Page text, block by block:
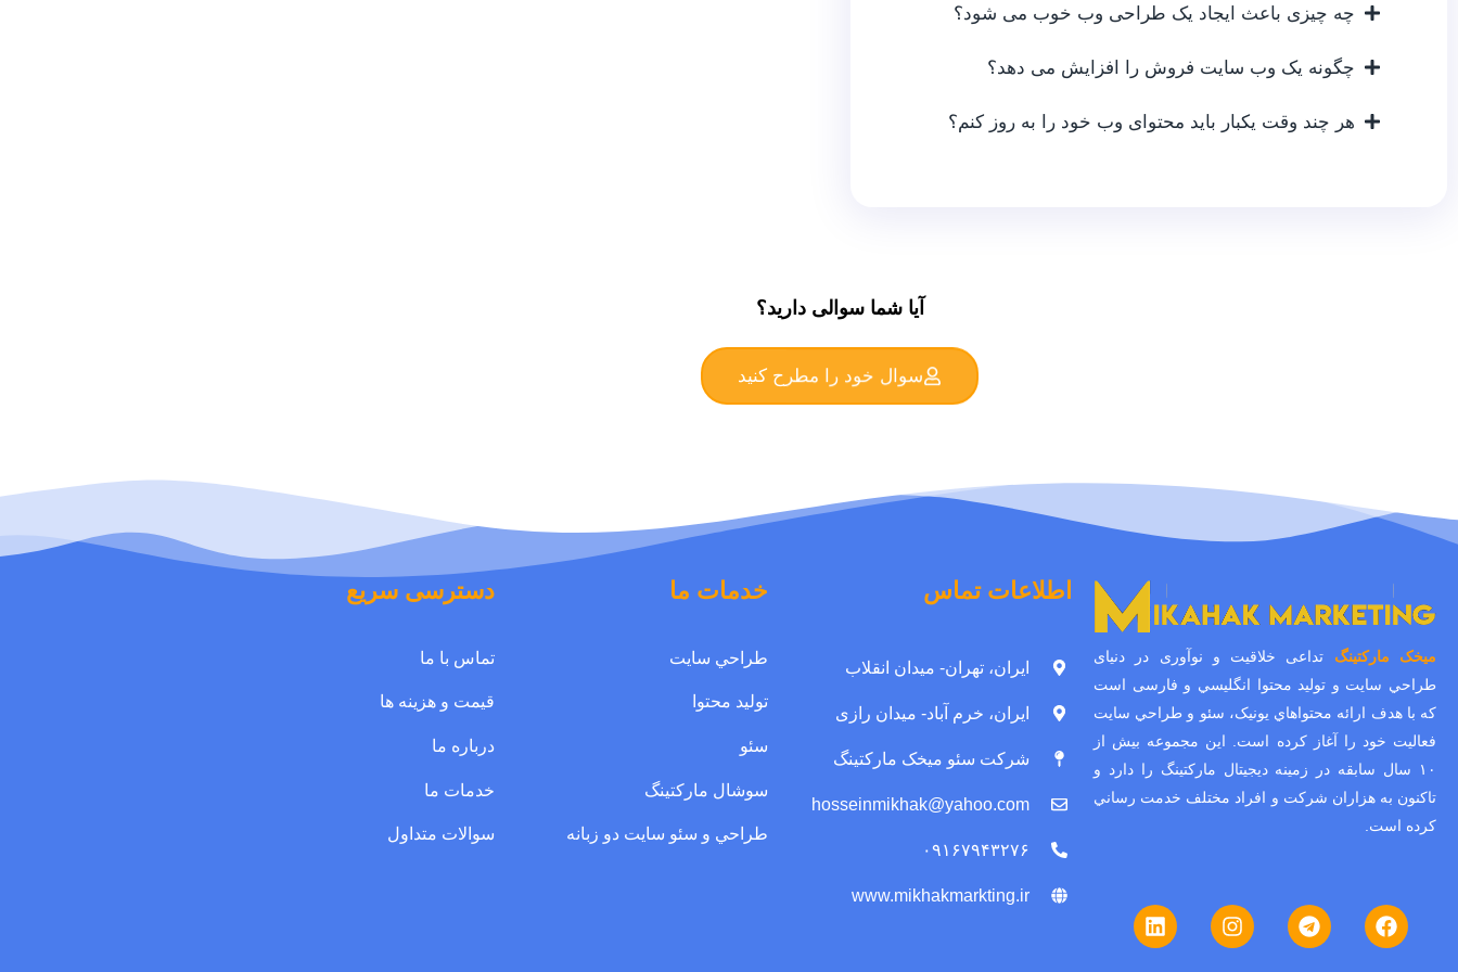
چه چیزی باعث ایجاد یک طراحی وب خوب می شود؟
چگونه یک وب سایت فروش را افزایش می دهد؟
هر چند وقت یکبار باید محتوای وب خود را به روز کنم؟
آیا شما سوالی دارید؟
سوال خود را مطرح کنید
ميخک مارکتينگ تداعی خلاقیت و نوآوری در دنیای
طراحي سايت و توليد محتوا انگليسي و فارسی است
که با هدف ارائه محتواهاي يونيک، سئو و طراحي سايت
فعالیت خود را آغاز کرده است. اين مجموعه بيش از
۱۰ سال سابقه در زمينه ديجيتال مارکتينگ را دارد و
تاکنون به هزاران شرکت و افراد مختلف خدمت رساني
کرده است.
اطلاعات تماس
ایران، تهران- میدان انقلاب
ایران، خرم آباد- میدان رازی
شرکت سئو میخک مارکتینگ
hosseinmikhak@yahoo.com
۰۹۱۶۷۹۴۳۲۷۶
www.mikhakmarkting.ir
خدمات ما
طراحي سايت
توليد محتوا
سئو
سوشال مارکتينگ
طراحي و سئو سايت دو زبانه
دسترسی سریع
تماس با ما
قيمت و هزينه ها
درباره ما
خدمات ما
سوالات متداول